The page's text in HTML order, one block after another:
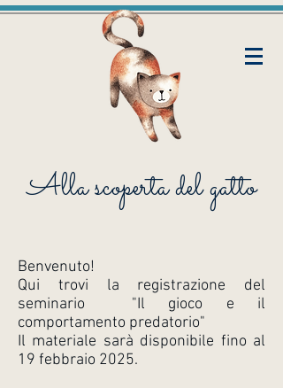
Alla scoperta del gatto
Benvenuto!
Qui trovi la registrazione del
seminario "Il gioco e il
comportamento predatorio"
Il materiale sarà disponibile fino al
19 febbraio 2025.